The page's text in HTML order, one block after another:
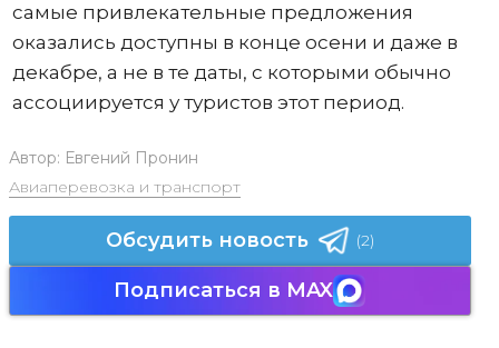
самые привлекательные предложения
оказались доступны в конце осени и даже в
декабре, а не в те даты, с которыми обычно
ассоциируется у туристов этот период.
Автор: Евгений Пронин
Авиаперевозка и транспорт
Обсудить новость (2)
Подписаться в MAX